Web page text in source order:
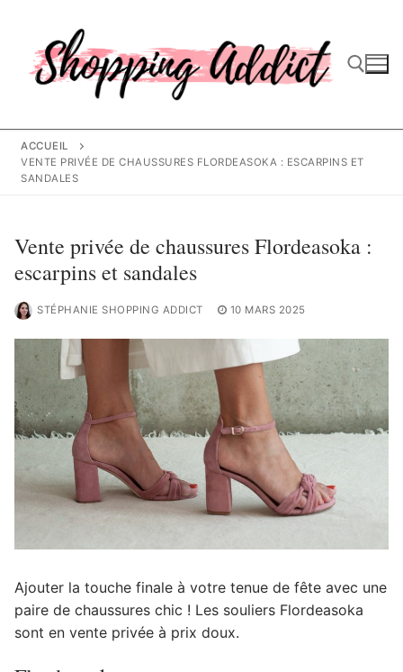
contenu
ACCUEIL
VENTE PRIVÉE DE CHAUSSURES FLORDEASOKA : ESCARPINS ET
SANDALES
Vente privée de chaussures Flordeasoka :
escarpins et sandales
STÉPHANIE SHOPPING ADDICT 10 MARS 2025
Ajouter la touche finale à votre tenue de fête avec une
paire de chaussures chic ! Les souliers Flordeasoka
sont en vente privée à prix doux.